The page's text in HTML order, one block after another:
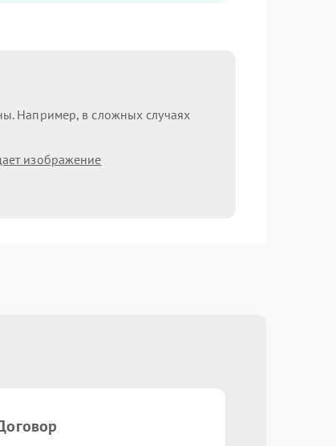
Например, в сложных случаях
изображение